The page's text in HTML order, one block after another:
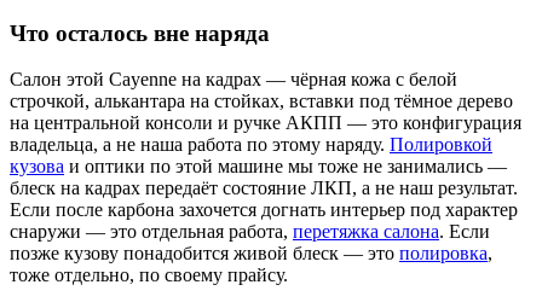
Что осталось вне наряда
Салон этой Cayenne на кадрах — чёрная кожа с белой
строчкой, алькантара на стойках, вставки под тёмное дерево
на центральной консоли и ручке АКПП — это конфигурация
владельца, а не наша работа по этому наряду. Полировкой
кузова и оптики по этой машине мы тоже не занимались —
блеск на кадрах передаёт состояние ЛКП, а не наш результат.
Если после карбона захочется догнать интерьер под характер
снаружи — это отдельная работа, перетяжка салона. Если
позже кузову понадобится живой блеск — это полировка,
тоже отдельно, по своему прайсу.